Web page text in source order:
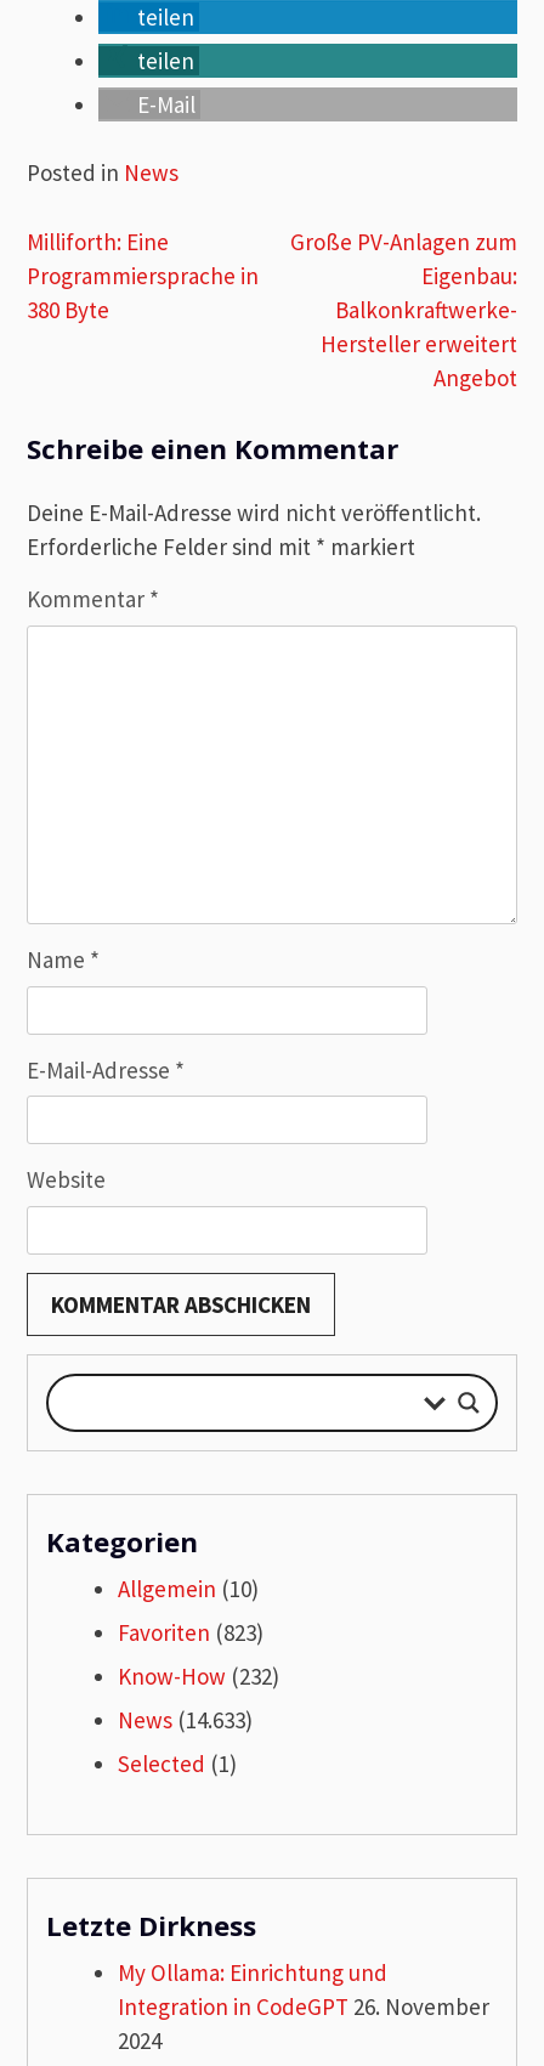
teilen
teilen
E-Mail
Posted in News
Beitragsnavigation
Milliforth: Eine
Programmiersprache in
380 Byte
Große PV-Anlagen zum
Eigenbau:
Balkonkraftwerke-
Hersteller erweitert
Angebot
Schreibe einen Kommentar
Deine E-Mail-Adresse wird nicht veröffentlicht.
Erforderliche Felder sind mit * markiert
Kommentar *
Name *
E-Mail-Adresse *
Website
Kategorien
Allgemein (10)
Favoriten (823)
Know-How (232)
News (14.633)
Selected (1)
Letzte Dirkness
My Ollama: Einrichtung und
Integration in CodeGPT 26. November
2024